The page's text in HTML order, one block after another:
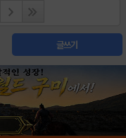
글쓰기